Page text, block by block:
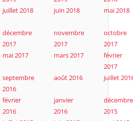
juillet 2018 juin 2018 mai 2018
décembre
2017
novembre
2017
octobre
2017
mai 2017 mars 2017
février
2017
septembre
2016
août 2016 juillet
février
2016
janvier
2016
décembre
2015